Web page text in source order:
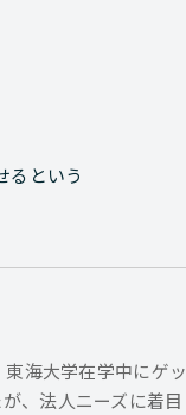
るという
東海大学在学中にゲ
、法人ニーズに着